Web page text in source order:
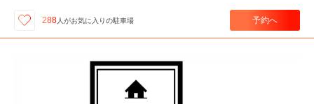
288人がお気に入りの駐車場 予約へ